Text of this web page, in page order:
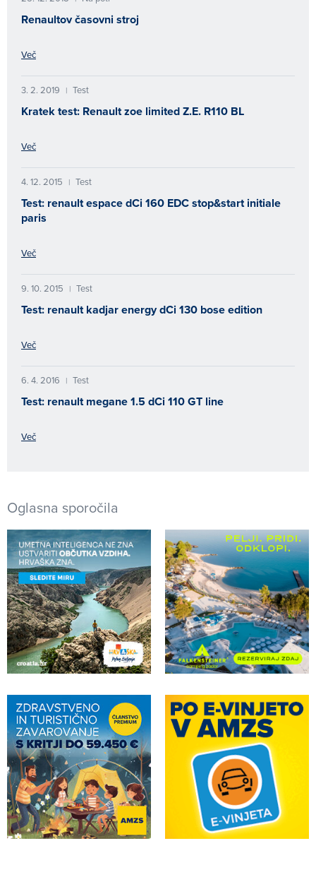
Renaultov časovni stroj
Več
3. 2. 2019 | Test
Kratek test: Renault zoe limited Z.E. R110 BL
Več
4. 12. 2015 | Test
Test: renault espace dCi 160 EDC stop&start initiale
paris
Več
9. 10. 2015 | Test
Test: renault kadjar energy dCi 130 bose edition
Več
6. 4. 2016 | Test
Test: renault megane 1.5 dCi 110 GT line
Več
Oglasna sporočila